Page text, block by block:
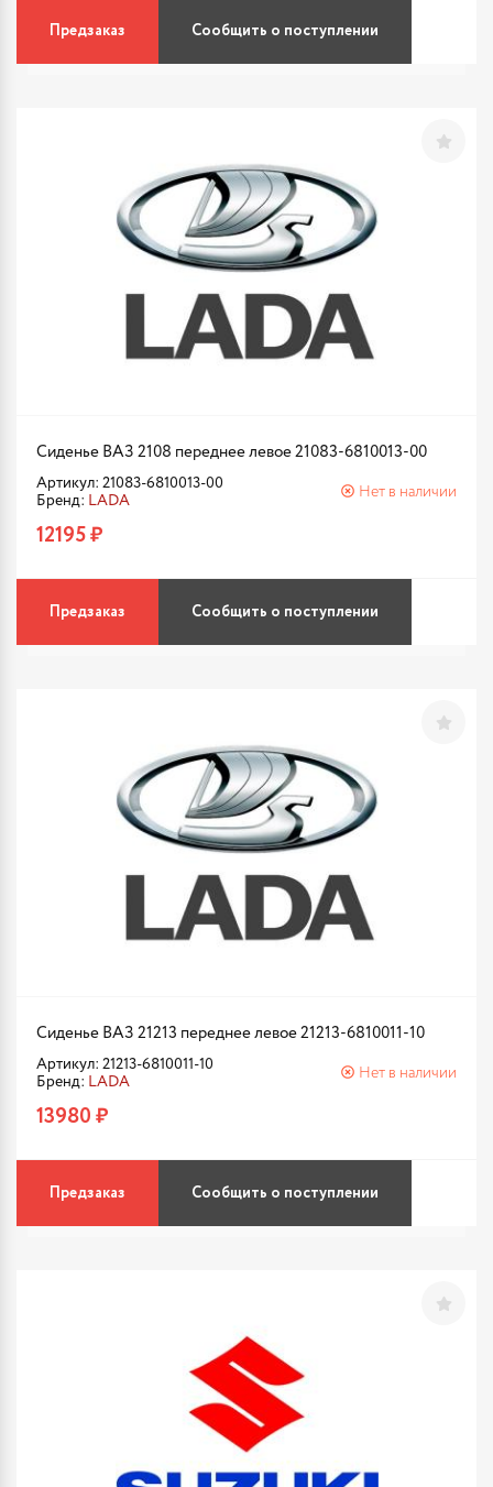
Предзаказ Сообщить о поступлении
Сиденье ВАЗ 2108 переднее левое 21083-6810013-00
Артикул: 21083-6810013-00
Бренд: LADA
Нет в наличии
12195 ₽
Предзаказ Сообщить о поступлении
Сиденье ВАЗ 21213 переднее левое 21213-6810011-10
Артикул: 21213-6810011-10
Бренд: LADA
Нет в наличии
13980 ₽
Предзаказ Сообщить о поступлении